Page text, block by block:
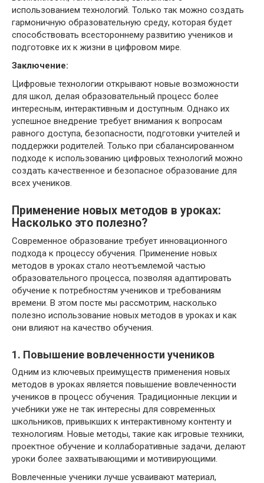
использованием технологий. Только так можно создать
гармоничную образовательную среду, которая будет
способствовать всестороннему развитию учеников и
подготовке их к жизни в цифровом мире.
Заключение:
Цифровые технологии открывают новые возможности
для школ, делая образовательный процесс более
интересным, интерактивным и доступным. Однако их
успешное внедрение требует внимания к вопросам
равного доступа, безопасности, подготовки учителей и
поддержки родителей. Только при сбалансированном
подходе к использованию цифровых технологий можно
создать качественное и безопасное образование для
всех учеников.
Применение новых методов в уроках:
Насколько это полезно?
Современное образование требует инновационного
подхода к процессу обучения. Применение новых
методов в уроках стало неотъемлемой частью
образовательного процесса, позволяя адаптировать
обучение к потребностям учеников и требованиям
времени. В этом посте мы рассмотрим, насколько
полезно использование новых методов в уроках и как
они влияют на качество обучения.
1. Повышение вовлеченности учеников
Одним из ключевых преимуществ применения новых
методов в уроках является повышение вовлеченности
учеников в процесс обучения. Традиционные лекции и
учебники уже не так интересны для современных
школьников, привыкших к интерактивному контенту и
технологиям. Новые методы, такие как игровые техники,
проектное обучение и коллаборативные задачи, делают
уроки более захватывающими и мотивирующими.
Вовлеченные ученики лучше усваивают материал,